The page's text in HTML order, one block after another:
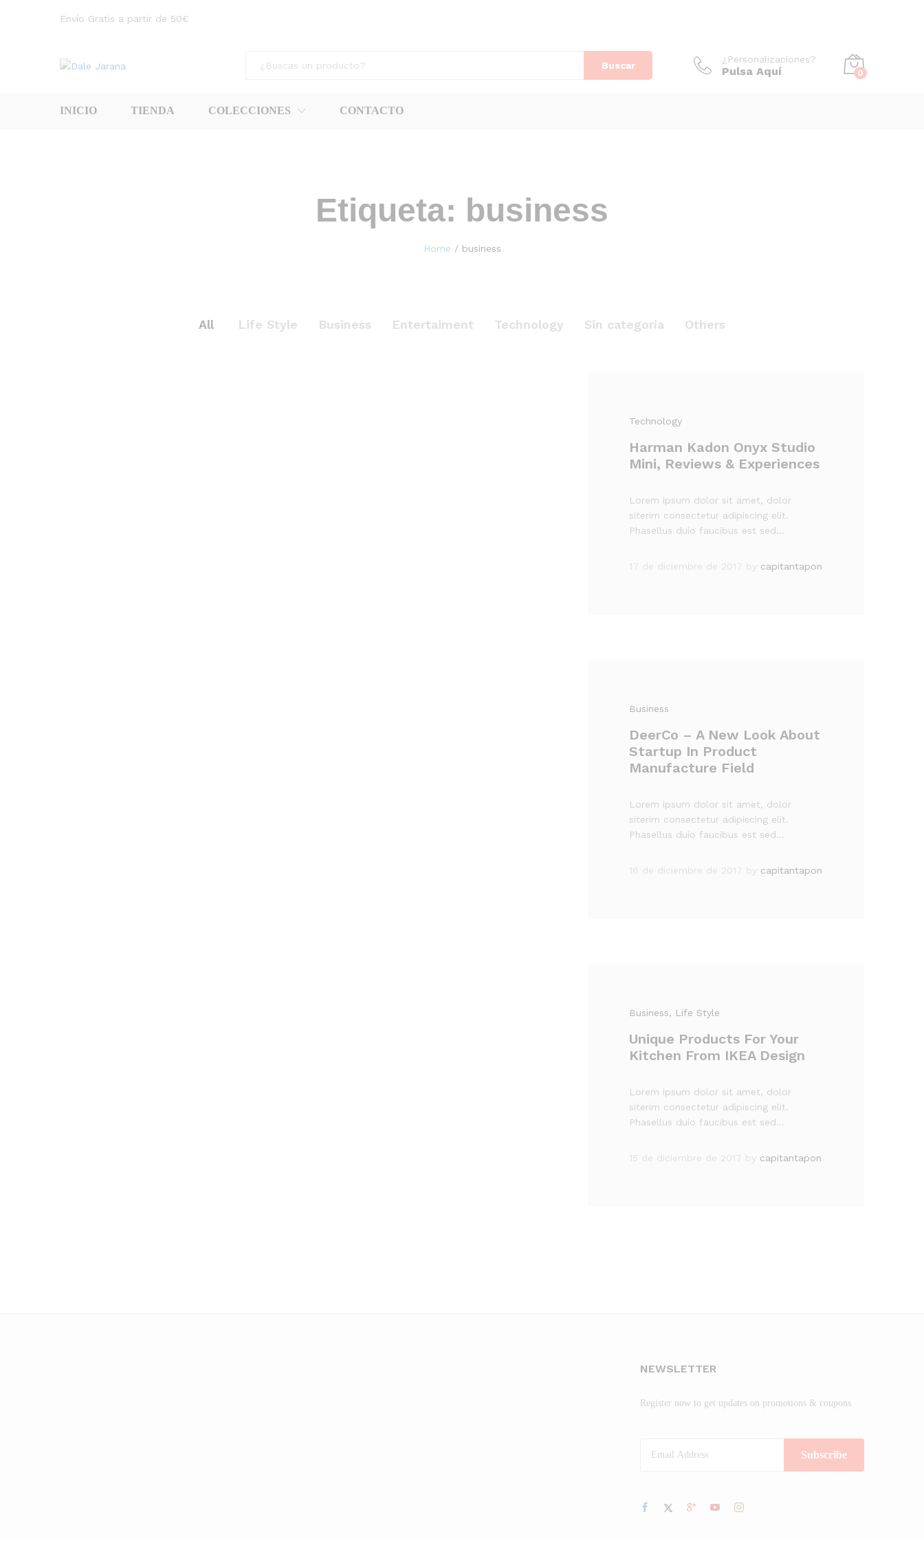
Envío Gratis a partir de 50€
Todas Buscar
¿Personalizaciones?
Pulsa Aquí 0
INICIO TIENDA COLECCIONES CONTACTO
Etiqueta: business
Home / business
All Life Style Business Entertaiment Technology Sin categoría Others
Technology
Harman Kadon Onyx Studio
Mini, Reviews & Experiences
Lorem ipsum dolor sit amet, dolor
siterim consectetur adipiscing elit.
Phasellus duio faucibus est sed…
17 de diciembre de 2017 by capitantapon
Business
DeerCo – A New Look About
Startup In Product
Manufacture Field
Lorem ipsum dolor sit amet, dolor
siterim consectetur adipiscing elit.
Phasellus duio faucibus est sed…
16 de diciembre de 2017 by capitantapon
Business, Life Style
Unique Products For Your
Kitchen From IKEA Design
Lorem ipsum dolor sit amet, dolor
siterim consectetur adipiscing elit.
Phasellus duio faucibus est sed…
15 de diciembre de 2017 by capitantapon
NEWSLETTER
Register now to get updates on promotions & coupons